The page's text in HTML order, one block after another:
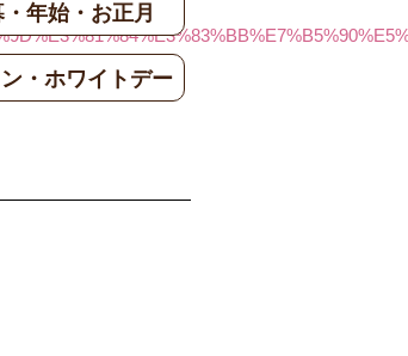
年始・お正月
・ホワイトデー